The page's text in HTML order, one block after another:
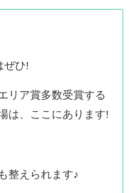
ぜひ!
リア賞多数受賞する
は、ここにあります!
整えられます♪